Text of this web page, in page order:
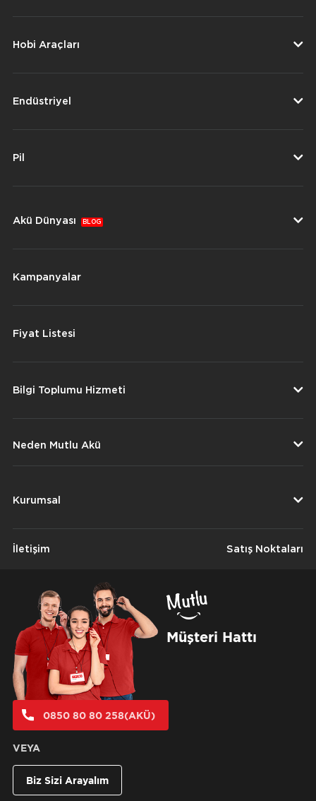
Hobi Araçları
Endüstriyel
Pil
Akü Dünyası BLOG
Kampanyalar
Fiyat Listesi
Bilgi Toplumu Hizmeti
Neden Mutlu Akü
Kurumsal
İletişim Satış Noktaları
Müşteri Hattı
0850 80 80 258(AKÜ)
VEYA
Biz Sizi Arayalım